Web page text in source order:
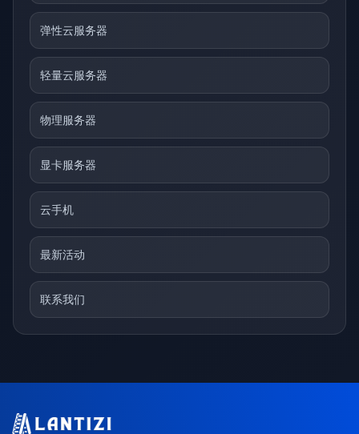
弹性云服务器
轻量云服务器
物理服务器
显卡服务器
云手机
最新活动
联系我们